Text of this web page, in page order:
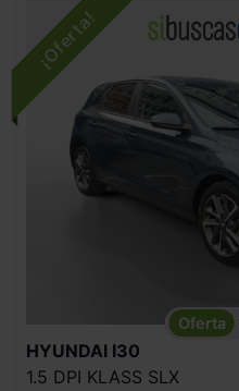
HYUNDAI I30
1.5 DPI KLASS SLX